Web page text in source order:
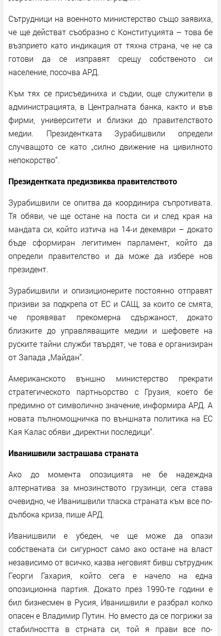
Сътрудници на военното министерство също заявиха,
че ще действат съобразно с Конституцията – това бе
възприето като индикация от тяхна страна, че не са
готови да се изправят срещу собственото си
население, посочва АРД.
Към тях се присъединиха и съдии, още служители в
администрацията, в Централната банка, както и във
фирми, университети и близки до правителството
медии. Президентката Зурабишвили определи
случващото се като „силно движение на цивилното
непокорство“.
Президентката предизвиква правителството
Зурабишвили се опитва да координира съпротивата.
Тя обяви, че ще остане на поста си и след края на
мандата си, който изтича на 14-и декември – докато
бъде сформиран легитимен парламент, който да
определи правителство и да може да избере нов
президент.
Зурабишвили и опизиционерите постоянно отправят
призиви за подкрепа от ЕС и САЩ, за които се смята,
че проявяват прекомерна сдържаност, докато
близките до управляващите медии и шефовете на
руските тайни служби твърдят, че това е организиран
от Запада „Майдан“.
Американското външно министерство прекрати
стратегическото партньорство с Грузия, което бе
предимно от символично значение, информира АРД. А
новата пълномощничка по външната политика на ЕС
Кая Калас обяви „директни последици“.
Иванишвили застрашава страната
Ако до момента опозицията не бе надеждна
алтернатива за мнозинството грузинци, сега става
очевидно, че Иванишвили тласка страната към все по-
дълбока криза, пише АРД.
Иванишвили е убеден, че ще може да опази
собствената си сигурност само ако остане на власт
независимо от всичко, казва неговият бивш сътрудник
Георги Гахария, който сега е начело на една
опозиционна партия. Докато през 1990-те години е
бил бизнесмен в Русия, Иванишвили е разбрал колко
опасен е Владимир Путин. Но вместо да се погрижи за
стабилността в стрната си, той я прави все по-